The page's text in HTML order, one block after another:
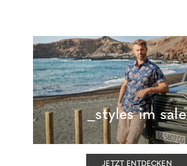
_styles im sale
JETZT ENTDECKEN